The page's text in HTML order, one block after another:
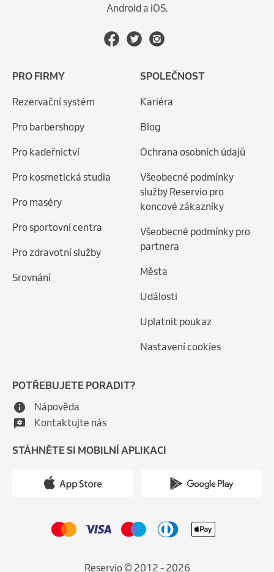
Android a iOS.
PRO FIRMY
Rezervační systém
Pro barbershopy
Pro kadeřnictví
Pro kosmetická studia
Pro maséry
Pro sportovní centra
Pro zdravotní služby
Srovnání
SPOLEČNOST
Kariéra
Blog
Ochrana osobních údajů
Všeobecné podmínky
služby Reservio pro
koncové zákazníky
Všeobecné podmínky pro
partnera
Města
Události
Uplatnit poukaz
Nastavení cookies
POTŘEBUJETE PORADIT?
Nápověda
Kontaktujte nás
STÁHNĚTE SI MOBILNÍ APLIKACI
Reservio © 2012 - 2026